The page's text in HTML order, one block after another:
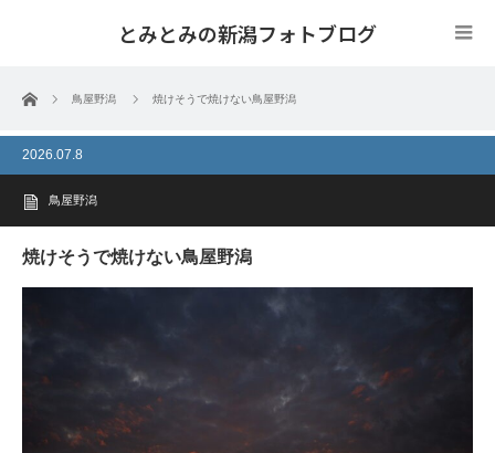
とみとみの新潟フォトブログ
ホーム 鳥屋野潟 焼けそうで焼けない鳥屋野潟
2026.07.8
鳥屋野潟
焼けそうで焼けない鳥屋野潟